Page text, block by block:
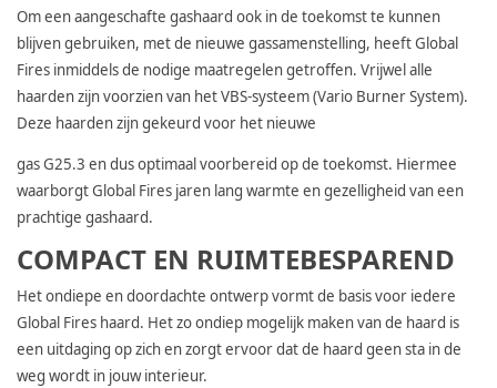
Om een aangeschafte gashaard ook in de toekomst te kunnen
blijven gebruiken, met de nieuwe gassamenstelling, heeft Global
Fires inmiddels de nodige maatregelen getroffen. Vrijwel alle
haarden zijn voorzien van het VBS-systeem (Vario Burner System).
Deze haarden zijn gekeurd voor het nieuwe
gas G25.3 en dus optimaal voorbereid op de toekomst. Hiermee
waarborgt Global Fires jaren lang warmte en gezelligheid van een
prachtige gashaard.
COMPACT EN RUIMTEBESPAREND
Het ondiepe en doordachte ontwerp vormt de basis voor iedere
Global Fires haard. Het zo ondiep mogelijk maken van de haard is
een uitdaging op zich en zorgt ervoor dat de haard geen sta in de
weg wordt in jouw interieur.